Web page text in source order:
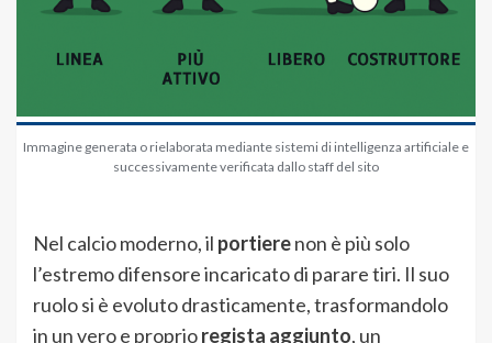
Immagine generata o rielaborata mediante sistemi di intelligenza artificiale e
successivamente verificata dallo staff del sito
Nel calcio moderno, il portierenon è più solo
l’estremo difensore incaricato di parare tiri. Il suo
ruolo si è evoluto drasticamente, trasformandolo
in un vero e proprioregista aggiunto, un